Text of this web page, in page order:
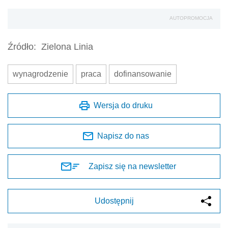
AUTOPROMOCJA
Źródło: Zielona Linia
wynagrodzenie praca dofinansowanie
Wersja do druku
Napisz do nas
Zapisz się na newsletter
Udostępnij